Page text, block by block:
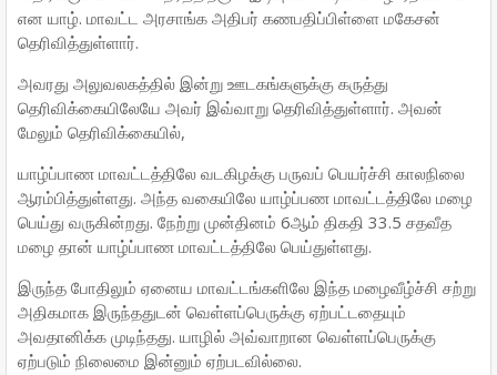
என யாழ். மாவட்ட அரசாங்க அதிபர் கணபதிப்பிள்ளை மகேசன்
தெரிவித்துள்ளார்.
அவரது அலுவலகத்தில் இன்று ஊடகங்களுக்கு கருத்து
தெரிவிக்கையிலேயே அவர் இவ்வாறு தெரிவித்துள்ளார். அவன்
மேலும் தெரிவிக்கையில்,
யாழ்ப்பாண மாவட்டத்திலே வடகிழக்கு பருவப் பெயர்ச்சி காலநிலை
ஆரம்பித்துள்ளது. அந்த வகையிலே யாழ்ப்பண மாவட்டத்திலே மழை
பெய்து வருகின்றது. நேற்று முன்தினம் 6ஆம் திகதி 33.5 சதவீத
மழை தான் யாழ்ப்பாண மாவட்டத்திலே பெய்துள்ளது.
இருந்த போதிலும் ஏனைய மாவட்டங்களிலே இந்த மழைவீழ்ச்சி சற்று
அதிகமாக இருந்ததுடன் வெள்ளப்பெருக்கு ஏற்பட்டதையும்
அவதானிக்க முடிந்தது. யாழில் அவ்வாறான வெள்ளப்பெருக்கு
ஏற்படும் நிலைமை இன்னும் ஏற்படவில்லை.